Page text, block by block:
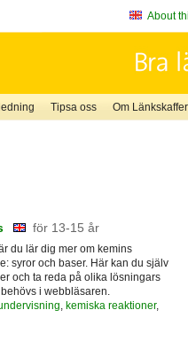
About
Tipsa oss Om
för 13-15 år
du lär dig mer om kemins
syror och baser. Här kan du själv
och ta reda på olika lösningars
i webbläsaren.
kemiska reaktioner,